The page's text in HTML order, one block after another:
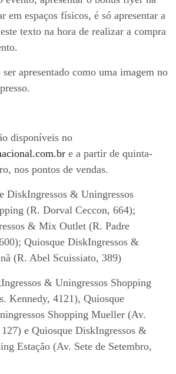
em espaços físicos, é só apresentar a
texto na hora de realizar a compra
apresentado como uma imagem no
disponíveis no
e a partir de quinta-
nos pontos de vendas.
DiskIngressos & Uningressos
(R. Dorval Ceccon, 664);
& Mix Outlet (R. Padre
Quiosque DiskIngressos &
(R. Abel Scuissiato, 389)
& Uningressos Shopping
Kennedy, 4121), Quiosque
Shopping Mueller (Av.
e Quiosque DiskIngressos &
Estação (Av. Sete de Setembro,